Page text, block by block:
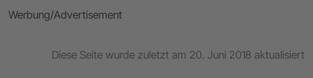
Werbung/Advertisement
Diese Seite wurde zuletzt am 20. Juni 2018 aktualisiert